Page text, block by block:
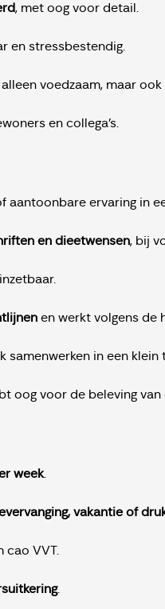
, met oog voor detail.
en stressbestendig.
voedzaam, maar ook
en collega’s.
aantoonbare ervaring in
en dieetwensen, bij
en werkt volgens de
samenwerken in een klein
oog voor de beleving van
week.
vakantie of
cao VVT.
.